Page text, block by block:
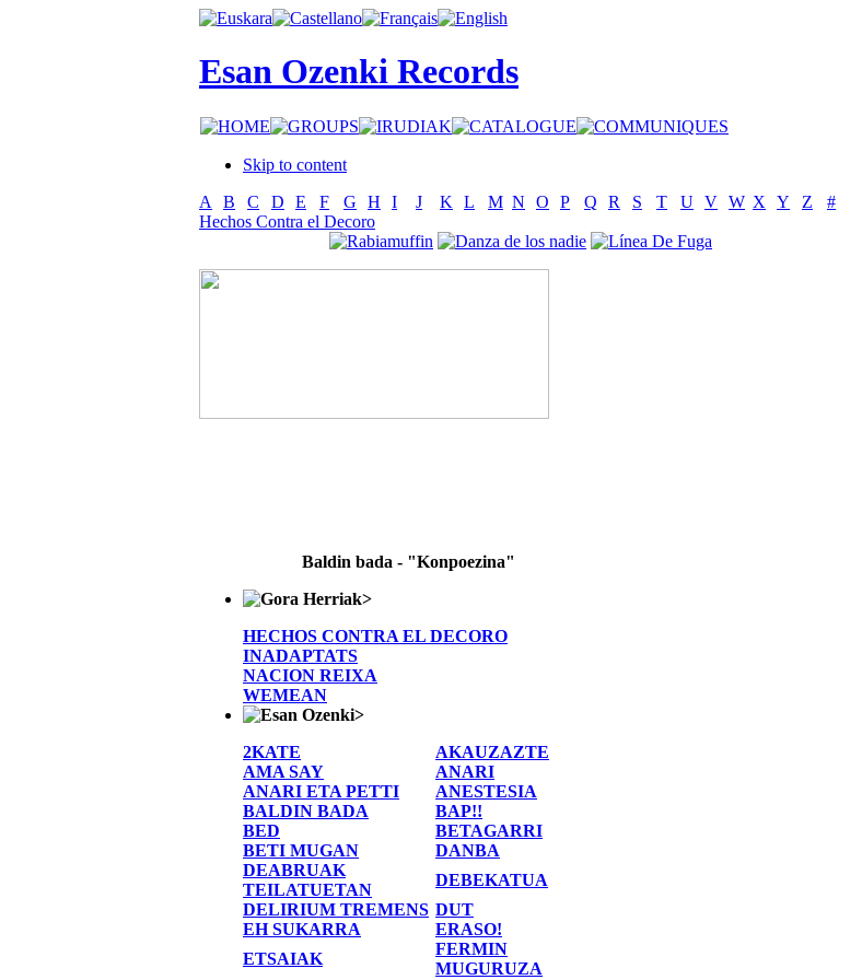
Esan Ozenki Records
Skip to content
A
B C D E F G H I J K L M N O P Q R S T U V W X Y Z
#
Hechos Contra el Decoro
Baldin bada - "Konpoezina"
>
HECHOS CONTRA EL DECORO
INADAPTATS
NACION REIXA
WEMEAN
>
2KATE
AKAUZAZTE
AMA SAY
ANARI
ANARI ETA PETTI
ANESTESIA
BALDIN BADA
BAP!!
BED
BETAGARRI
BETI MUGAN
DANBA
DEABRUAK
TEILATUETAN
DEBEKATUA
DELIRIUM TREMENS DUT
EH SUKARRA
ERASO!
ETSAIAK
FERMIN
MUGURUZA